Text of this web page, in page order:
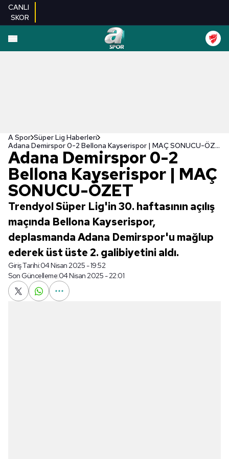
CANLI
SKOR
A Spor Süper Lig Haberleri
Adana Demirspor 0-2 Bellona Kayserispor | MAÇ SONUCU-ÖZET
Adana Demirspor 0-2
Bellona Kayserispor | MAÇ
SONUCU-ÖZET
Trendyol Süper Lig'in 30. haftasının açılış
maçında Bellona Kayserispor,
deplasmanda Adana Demirspor'u mağlup
ederek üst üste 2. galibiyetini aldı.
Giriş Tarihi:04 Nisan 2025 - 19:52
Son Güncelleme:04 Nisan 2025 - 22:01